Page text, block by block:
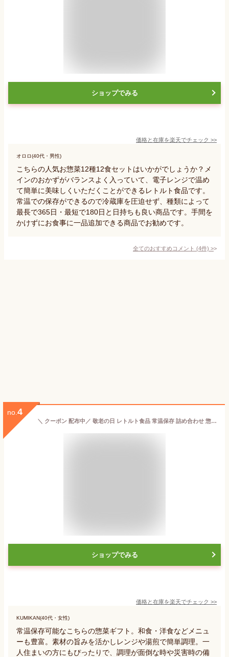
ショップでみる
価格と在庫を楽天でチェック >>
オロロ(40代・男性)
こちらの人気お惣菜12種12食セットはいかがでしょうか？メ
インのおかずがバランスよく入っていて、電子レンジで温め
て簡単に美味しくいただくことができるレトルト食品です。
常温での保存ができるので冷蔵庫を圧迫せず、種類によって
最長で365日・最短で180日と日持ちも良い商品です。手間を
かけずにお食事に一品追加できる商品でお勧めです。
全てのおすすめコメント (4件) >
no. 4
＼ クーポン 配布中／ 敬老の日 レトルト食品 常温保存 詰め合わせ 惣菜 おかず 膳 人気 10種10食 セット 【 送料無料 沖縄以外】 国分 tabete レトルト 食品 和食 洋食 肉 魚 野菜 煮物 総菜 ハンバーグ ご飯のお供 備蓄 食料 保存食 2025 内祝い お礼 ギフト
ショップでみる
価格と在庫を楽天でチェック >>
KUMIKAN(40代・女性)
常温保存可能なこちらの惣菜ギフト。和食・洋食などメニュ
ーも豊富。素材の旨みを活かしレンジや湯煎で簡単調理。一
人住まいの方にもぴったりで、調理が面倒な時や災害時の備